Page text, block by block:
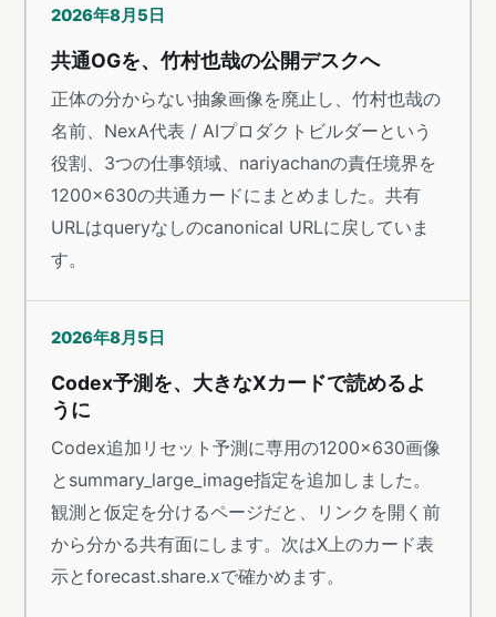
2026年8月5日
共通OGを、竹村也哉の公開デスクへ
正体の分からない抽象画像を廃止し、竹村也哉の
名前、NexA代表 / AIプロダクトビルダーという
役割、3つの仕事領域、nariyachanの責任境界を
1200×630の共通カードにまとめました。共有
URLはqueryなしのcanonical URLに戻していま
す。
2026年8月5日
Codex予測を、大きなXカードで読めるよ
うに
Codex追加リセット予測に専用の1200×630画像
とsummary_large_image指定を追加しました。
観測と仮定を分けるページだと、リンクを開く前
から分かる共有面にします。次はX上のカード表
示とforecast.share.xで確かめます。